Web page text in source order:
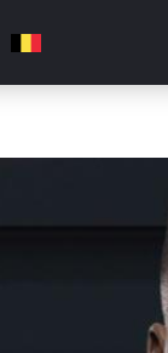
FR